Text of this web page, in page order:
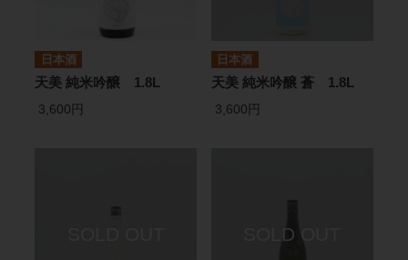
日本酒
天美 純米吟醸 1.8L
3,600円
日本酒
天美 純米吟醸 蒼 1.8L
3,600円